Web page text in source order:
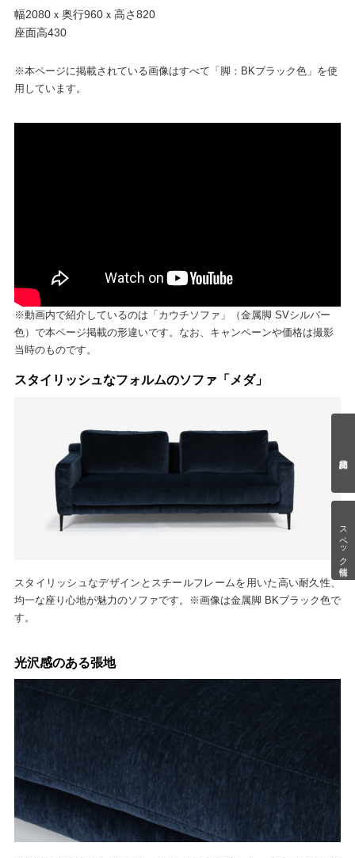
スペック情報
幅2080ｘ奥行960ｘ高さ820
座面高430
※本ページに掲載されている画像はすべて「脚：BKブラック色」を使
用しています。
※動画内で紹介しているのは「カウチソファ」（金属脚 SVシルバー
色）で本ページ掲載の形違いです。なお、キャンペーンや価格は撮影
当時のものです。
スタイリッシュなフォルムのソファ「メダ」
スタイリッシュなデザインとスチールフレームを用いた高い耐久性、
均一な座り心地が魅力のソファです。※画像は金属脚 BKブラック色で
す。
光沢感のある張地